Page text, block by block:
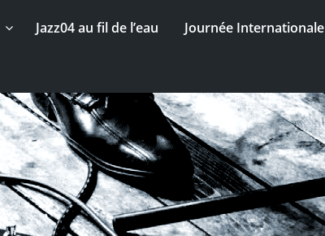
Jazz04 au fil de l’eau Journée Internationale